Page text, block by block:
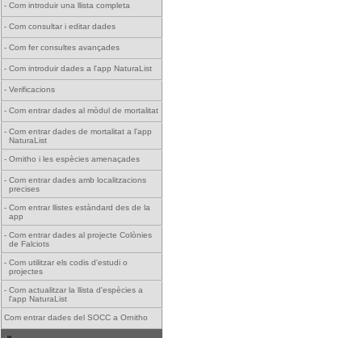
- Com introduir una llista completa
- Com consultar i editar dades
- Com fer consultes avançades
- Com introduir dades a l'app NaturaList
- Verificacions
- Com entrar dades al mòdul de mortalitat
- Com entrar dades de mortalitat a l'app
NaturaList
- Ornitho i les espècies amenaçades
- Com entrar dades amb localitzacions
precises
- Com entrar llistes estàndard des de la
app
- Com entrar dades al projecte Colònies
de Falciots
- Com utilitzar els codis d'estudi o
projectes
- Com actualitzar la llista d'espècies a
l'app NaturaList
Com entrar dades del SOCC a Ornitho